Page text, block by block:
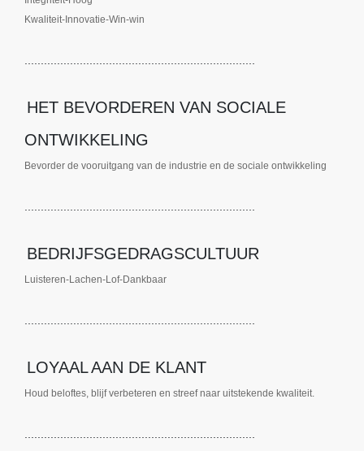
Kwaliteit-Innovatie-Win-win
HET BEVORDEREN VAN SOCIALE
ONTWIKKELING
Bevorder de vooruitgang van de industrie en de sociale ontwikkeling
BEDRIJFSGEDRAGSCULTUUR
Luisteren-Lachen-Lof-Dankbaar
LOYAALAAN DE KLANT
Houd beloftes, blijf verbeteren en streef naar uitstekende kwaliteit.